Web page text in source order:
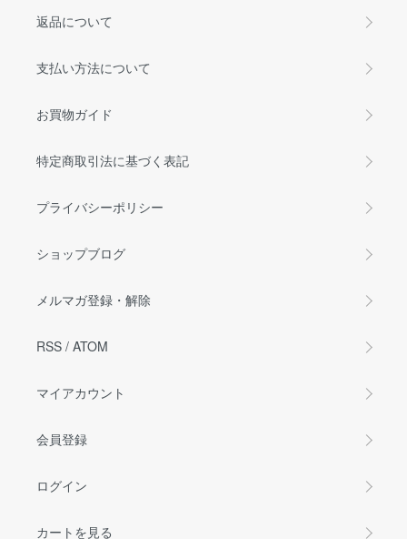
返品について
支払い方法について
お買物ガイド
特定商取引法に基づく表記
プライバシーポリシー
ショップブログ
メルマガ登録・解除
RSS / ATOM
マイアカウント
会員登録
ログイン
カートを見る